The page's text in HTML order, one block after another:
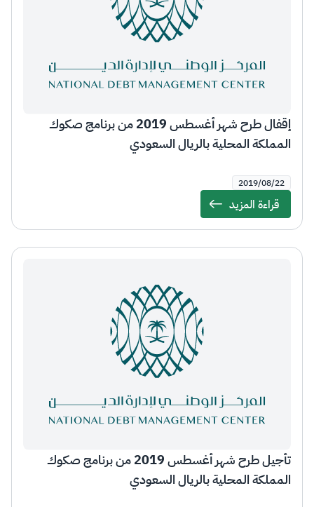
إقفال طرح شهر أغسطس 2019 من برنامج صكوك
المملكة المحلية بالريال السعودي
2019/08/22
قراءة المزيد
Details
تأجيل طرح شهر أغسطس 2019 من برنامج صكوك
المملكة المحلية بالريال السعودي